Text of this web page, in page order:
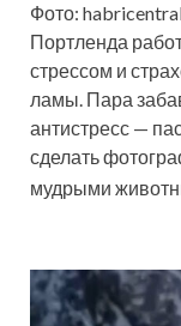
Фото:
Портленда
стрессом и
ламы. Пара
антистресс —
сделать
мудрыми